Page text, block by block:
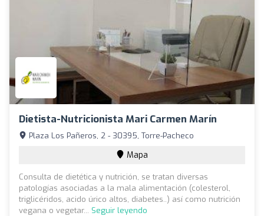
Dietista-Nutricionista Mari Carmen Marín
Plaza Los Pañeros, 2 - 30395, Torre-Pacheco
Mapa
Consulta de dietética y nutrición, se tratan diversas
patologías asociadas a la mala alimentación (colesterol,
triglicéridos, acido úrico altos, diabetes..) así como nutrición
vegana o vegetar... Seguir leyendo